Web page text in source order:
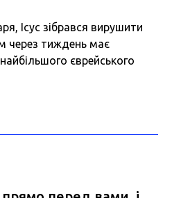
Ісус зібрався вирушити
через тиждень має
єврейського